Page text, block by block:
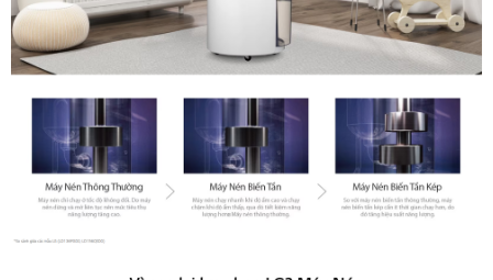
Khối lượng:
Bảo hành
Chính Hãng